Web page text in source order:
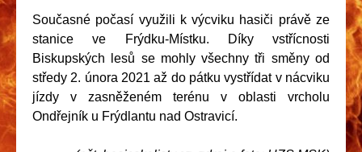
Současné počasí využili k výcviku hasiči právě ze
stanice ve Frýdku-Místku. Díky vstřícnosti
Biskupských lesů se mohly všechny tři směny od
středy 2. února 2021 až do pátku vystřídat v nácviku
jízdy v zasněženém terénu v oblasti vrcholu
Ondřejník u Frýdlantu nad Ostravicí.